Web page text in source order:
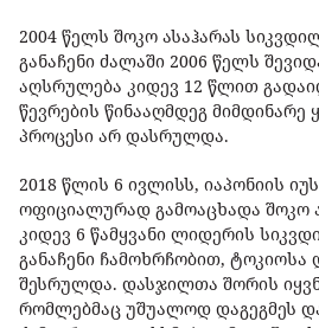
2004 წელს შოკო ასაჰარას
განაჩენი ძალაში 2006 წელს
აღსრულება კიდევ 12 წლით
წევრების წინააღმდეგ
პროცესი არ დასრულდა.
2018 წლის 6 ივლისს, იაპონიის
ოფიციალურად გამოაცხადა შოკო
კიდევ 6 წამყვანი ლიდერის
განაჩენი ჩამოხრჩობით, ტოკიოსა
შესრულდა. დასჯილთა შორის
რომლებმაც უშუალოდ დაგეგმეს